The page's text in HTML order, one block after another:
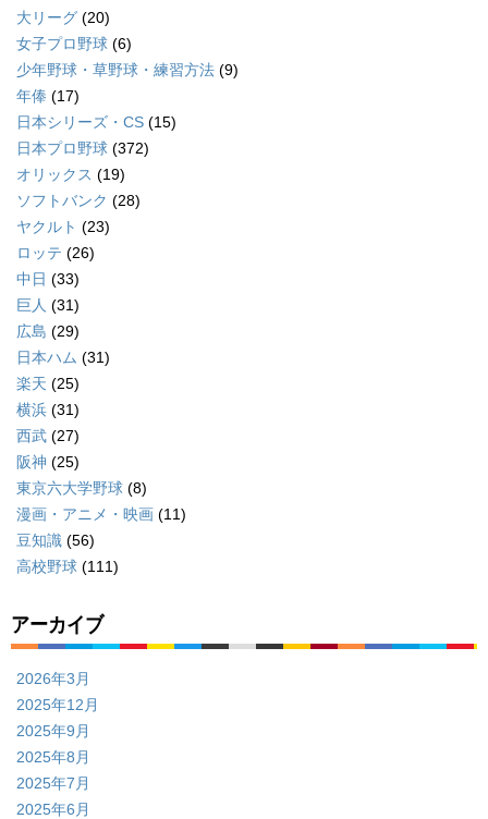
大リーグ (20)
女子プロ野球 (6)
少年野球・草野球・練習方法 (9)
年俸 (17)
日本シリーズ・CS (15)
日本プロ野球 (372)
オリックス (19)
ソフトバンク (28)
ヤクルト (23)
ロッテ (26)
中日 (33)
巨人 (31)
広島 (29)
日本ハム (31)
楽天 (25)
横浜 (31)
西武 (27)
阪神 (25)
東京六大学野球 (8)
漫画・アニメ・映画 (11)
豆知識 (56)
高校野球 (111)
アーカイブ
2026年3月
2025年12月
2025年9月
2025年8月
2025年7月
2025年6月